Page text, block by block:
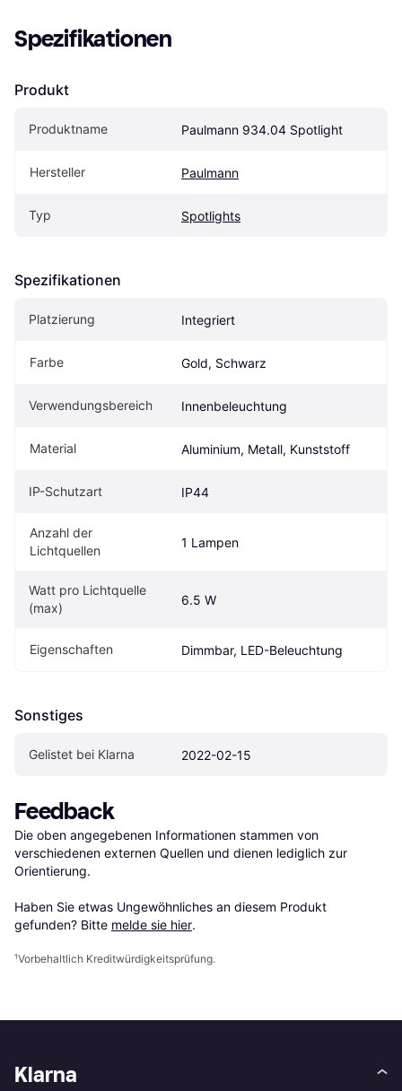
Spezifikationen
Produkt
Produktname Paulmann 934.04 Spotlight
Hersteller Paulmann
Typ Spotlights
Spezifikationen
Platzierung Integriert
Farbe Gold, Schwarz
Verwendungsbereich Innenbeleuchtung
Material Aluminium, Metall, Kunststoff
IP-Schutzart IP44
Anzahl der
Lichtquellen
1 Lampen
Watt pro Lichtquelle
(max)
6.5 W
Eigenschaften Dimmbar, LED-Beleuchtung
Sonstiges
Gelistet bei Klarna 2022-02-15
Feedback
Die oben angegebenen Informationen stammen von
verschiedenen externen Quellen und dienen lediglich zur
Orientierung.
Haben Sie etwas Ungewöhnliches an diesem Produkt
gefunden? Bitte melde sie hier.
¹Vorbehaltlich Kreditwürdigkeitsprüfung.
Klarna